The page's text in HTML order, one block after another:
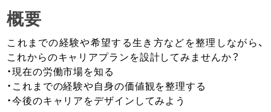
概要
これまでの経験や希望する生き方などを整理しながら、
これからのキャリアプランを設計してみませんか？
・現在の労働市場を知る
・これまでの経験や自身の価値観を整理する
・今後のキャリアをデザインしてみよう